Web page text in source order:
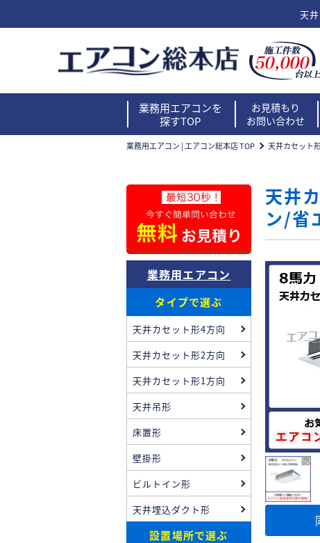
天
業務用エアコンを
探すTOP
お見積もり
お問い合わせ
業務用エアコン | エアコン総本店 TOP 天井カセット
天井
ン/省
業務用エアコン
タイプで選ぶ
天井カセット形4方向
天井カセット形2方向
天井カセット形1方向
天井吊形
床置形
壁掛形
ビルトイン形
天井埋込ダクト形
設置場所で選ぶ